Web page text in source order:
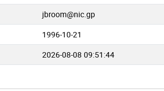
jbroom@nic.gp
1996-10-21
2026-08-08 09:51:44